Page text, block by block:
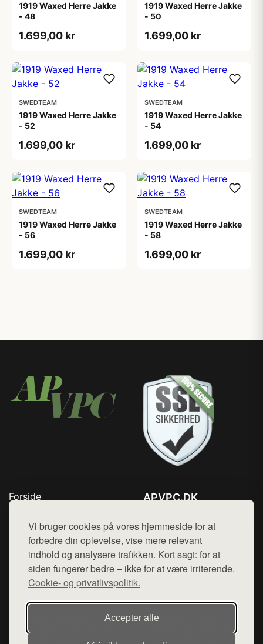
Vi bruger cookies på vores hjemmeside for at
forbedre din oplevelse, vise mere relevant
indhold og analysere trafikken. Kort sagt: for at
siden fungerer bedre – ikke for at være irriterende.
Cookie- og privatlivspolitik.
Accepter alle
1919 Waxed Herre Jakke
- 48
1.699,00 kr
1919 Waxed Herre Jakke
- 50
1.699,00 kr
SWEDTEAM
1919 Waxed Herre Jakke
- 52
1.699,00 kr
SWEDTEAM
1919 Waxed Herre Jakke
- 54
1.699,00 kr
SWEDTEAM
1919 Waxed Herre Jakke
- 56
1.699,00 kr
SWEDTEAM
1919 Waxed Herre Jakke
- 58
1.699,00 kr
Forside
Top Rabatter
Blog
Kontakt
APVPC.DK
Mail: hej@want.dk
Cookie- og privatlivspolitik
Denne side er en del af want.dk, der udgiver en række
hjemmesider med præsentation af forskellige produkter fra